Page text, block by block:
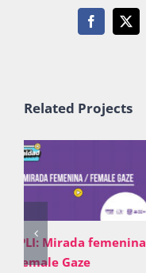
Facebook
X
Related Projects
MPLI: Pugna de
derechos